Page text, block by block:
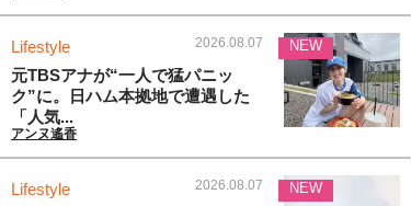
Lifestyle 2026.08.07
元TBSアナが“一人で猛パニッ
ク”に。日ハム本拠地で遭遇した
「人気...
アンヌ遙香
NEW
Lifestyle 2026.08.07 NEW